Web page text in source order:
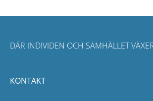
DÄR INDIVIDEN OCH SAMHÄLLET
KONTAKT